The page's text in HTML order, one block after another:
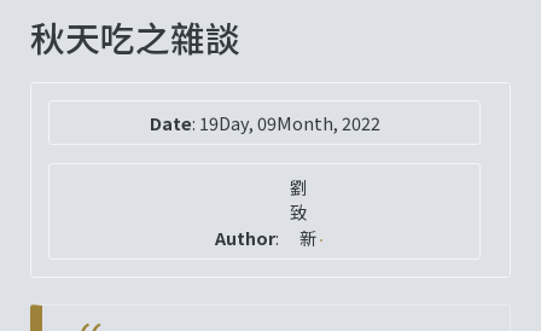
秋天吃之雜談
Date: 19Day, 09Month, 2022
Author:
劉
致
新